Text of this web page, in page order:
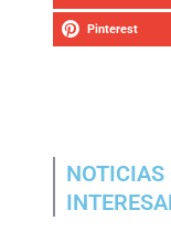
Pinterest
NOTICIAS